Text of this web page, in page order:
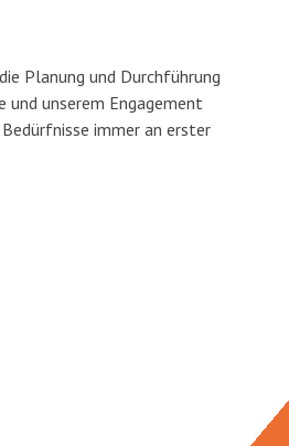
Planung und Durchführung
und unserem Engagement
immer an erster